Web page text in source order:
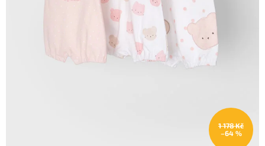
1 178 Kč
–64 %